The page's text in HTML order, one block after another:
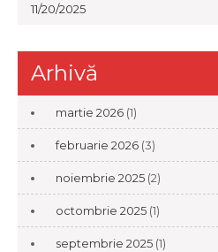
11/20/2025
Arhivă
martie 2026 (1)
februarie 2026 (3)
noiembrie 2025 (2)
octombrie 2025 (1)
septembrie 2025 (1)